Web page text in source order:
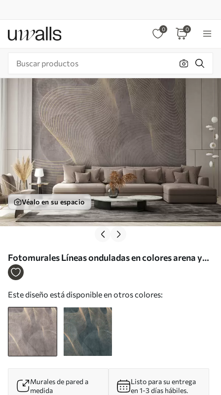
0 0
Véalo en su espacio
Fotomurales Líneas onduladas en colores arena y
beige Nr. u97469
Este diseño está disponible en otros colores:
Murales de pared a
medida
Listo para su entrega
en 1-3 días hábiles.